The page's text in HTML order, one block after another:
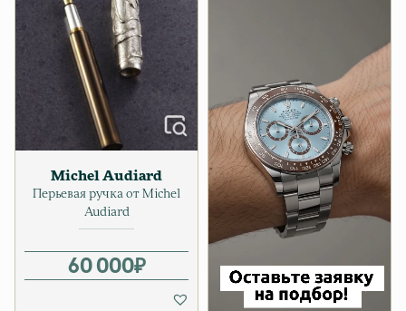
Michel Audiard
Перьевая ручка от Michel
Audiard
60 000₽